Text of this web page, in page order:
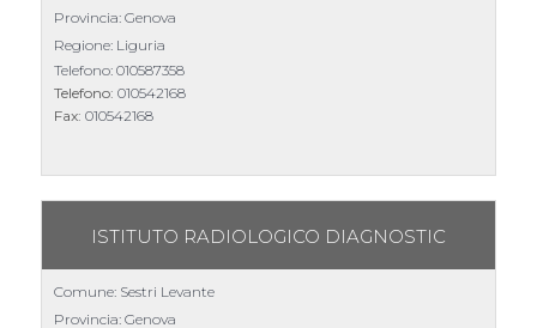
Provincia: Genova
Regione: Liguria
Telefono: 010587358
Telefono: 010542168
Fax: 010542168
ISTITUTO RADIOLOGICO DIAGNOSTIC
Comune: Sestri Levante
Provincia: Genova